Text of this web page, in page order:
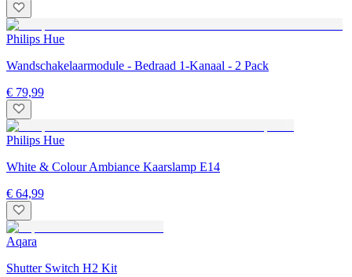
Philips Hue
Wandschakelaarmodule - Bedraad 1-Kanaal - 2 Pack
€ 79,99
Philips Hue
White & Colour Ambiance Kaarslamp E14
€ 64,99
Aqara
Shutter Switch H2 Kit